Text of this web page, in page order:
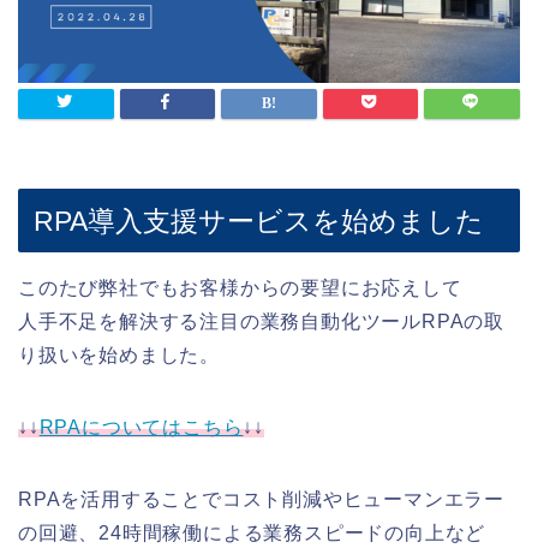
RPA導入支援サービスを始めました
このたび弊社でもお客様からの要望にお応えして
人手不足を解決する注目の業務自動化ツールRPAの取
り扱いを始めました。
↓↓RPAについてはこちら↓↓
RPAを活用することでコスト削減やヒューマンエラー
の回避、24時間稼働による業務スピードの向上など